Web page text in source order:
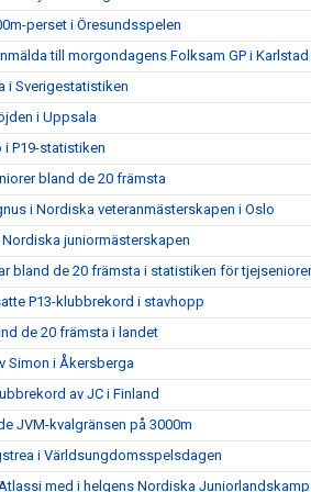
perset i Öresundsspelen
till morgondagens Folksam GP i Karlstad
i Sverigestatistiken
i Uppsala
P19-statistiken
bland de 20 främsta
i Nordiska veteranmästerskapen i Oslo
juniormästerskapen
bland de 20 främsta i statistiken för
P13-klubbrekord i stavhopp
de 20 främsta i landet
Simon i Åkersberga
av JC i Finland
JVM-kvalgränsen på 3000m
i Världsungdomsspelsdagen
med i helgens Nordiska Juniorlandskamp